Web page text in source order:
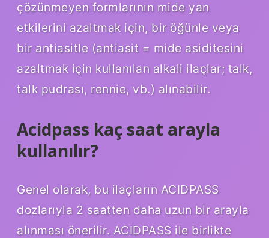
çözünmeyen formlarının mide yan
etkilerini azaltmak için, bir öğünle veya
bir antiasitle (antiasit = mide asiditesini
azaltmak için kullanılan alkali ilaçlar; talk,
talk pudrası, rennie, vb.) alınabilir.
Acidpass kaç saat arayla
kullanılır?
Genel olarak, bu ilaçların ACIDPASS
dozlarıyla 2 saatten daha uzun bir arayla
alınması önerilir. ACIDPASS ile birlikte